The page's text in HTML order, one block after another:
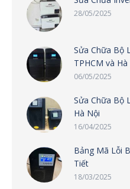
28/05/2025
Sửa Chữa Bộ
TPHCM và Hà
06/05/2025
Sửa Chữa Bộ
Hà Nội
16/04/2025
Bảng Mã Lỗi
Tiết
18/03/2025